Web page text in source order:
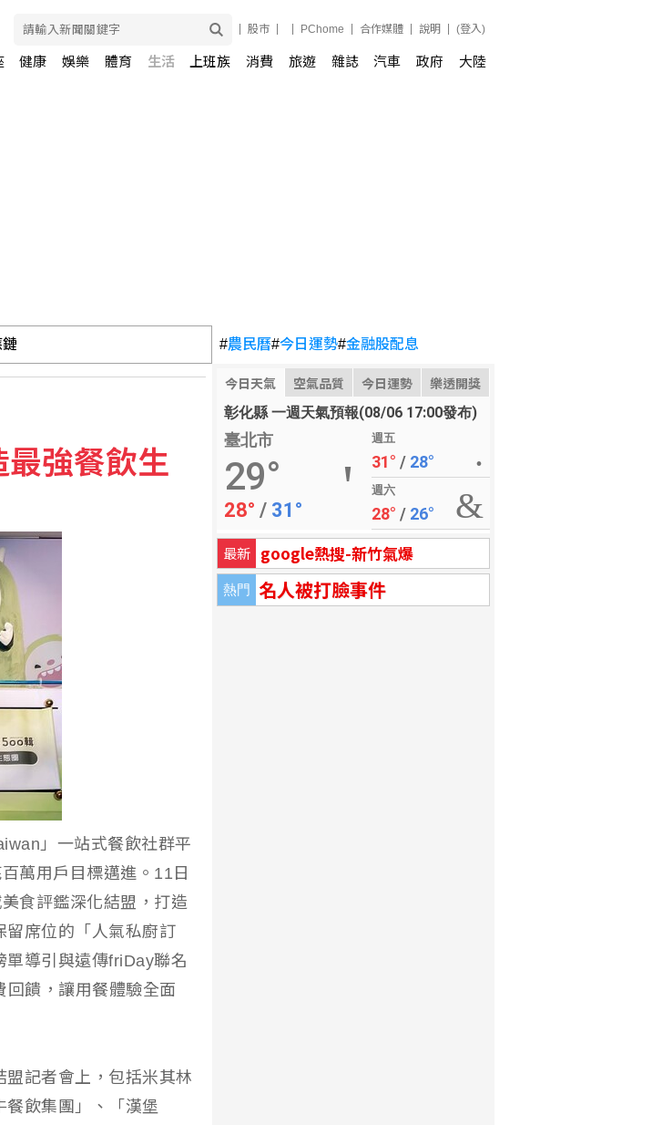
股市 PChome 合作媒體 說明 (登入)
健康 娛樂 體育 生活 上班族 消費 旅遊 雜誌 汽車 政府 大陸
#農民曆#今日運勢#金融股配息
今日天氣 空氣品質 今日運勢 樂透開獎
彰化縣 一週天氣預報(08/06 17:00發布)
臺北市
29°
28° / 31°
週五
31° / 28°
週六
28° / 26°
最新 google熱搜-新竹氣爆
熱門 名人被打臉事件
強餐飲生
」一站式餐飲社群平
萬用戶目標邁進。11日
食評鑑深化結盟，打造
留席位的「人氣私廚訂
單導引與遠傳friDay聯名
回饋，讓用餐體驗全面
盟記者會上，包括米其林
飲集團」、「漢堡